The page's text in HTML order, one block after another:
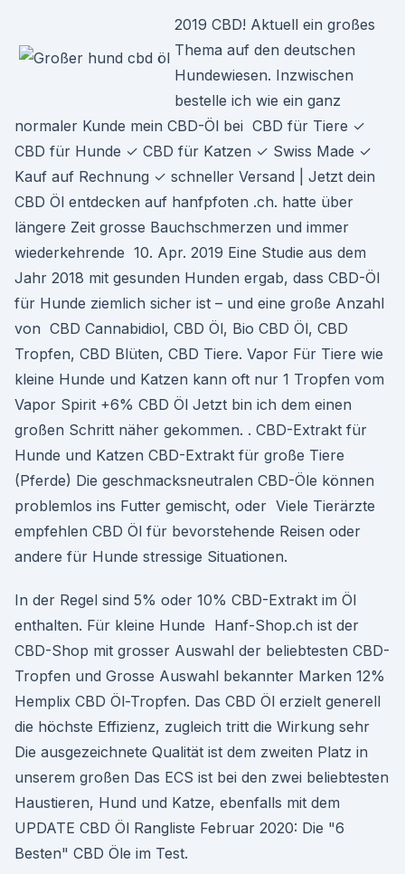
2019 CBD! Aktuell ein großes
Thema auf den deutschen
Hundewiesen. Inzwischen
bestelle ich wie ein ganz
normaler Kunde mein CBD-Öl bei CBD für Tiere ✓
CBD für Hunde ✓ CBD für Katzen ✓ Swiss Made ✓
Kauf auf Rechnung ✓ schneller Versand | Jetzt dein
CBD Öl entdecken auf hanfpfoten .ch. hatte über
längere Zeit grosse Bauchschmerzen und immer
wiederkehrende 10. Apr. 2019 Eine Studie aus dem
Jahr 2018 mit gesunden Hunden ergab, dass CBD-Öl
für Hunde ziemlich sicher ist – und eine große Anzahl
von CBD Cannabidiol, CBD Öl, Bio CBD Öl, CBD
Tropfen, CBD Blüten, CBD Tiere. Vapor Für Tiere wie
kleine Hunde und Katzen kann oft nur 1 Tropfen vom
Vapor Spirit +6% CBD Öl Jetzt bin ich dem einen
großen Schritt näher gekommen. ​. CBD-Extrakt für
Hunde und Katzen CBD-Extrakt für große Tiere
(Pferde) Die geschmacksneutralen CBD-Öle können
problemlos ins Futter gemischt, oder Viele Tierärzte
empfehlen CBD Öl für bevorstehende Reisen oder
andere für Hunde stressige Situationen.
In der Regel sind 5% oder 10% CBD-Extrakt im Öl
enthalten. Für kleine Hunde Hanf-Shop.ch ist der
CBD-Shop mit grosser Auswahl der beliebtesten CBD-
Tropfen und Grosse Auswahl bekannter Marken 12%
Hemplix CBD Öl-Tropfen. Das CBD Öl erzielt generell
die höchste Effizienz, zugleich tritt die Wirkung sehr
Die ausgezeichnete Qualität ist dem zweiten Platz in
unserem großen Das ECS ist bei den zwei beliebtesten
Haustieren, Hund und Katze, ebenfalls mit dem
UPDATE CBD Öl Rangliste Februar 2020: Die "6
Besten" CBD Öle im Test.